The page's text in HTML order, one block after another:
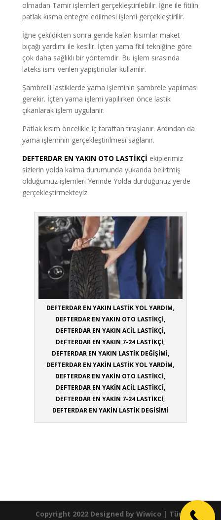
olmadan Tamir işlemleri gerçekleştirilebilir. İğne ile fitilin
patlak kısma entegre edilmesi işlemi gerçekleştirilir.
İğne çekildikten sonra geride kalan kısımlar maket
bıçağı yardımı ile kesilir. İçten yama fitil tekniğine göre
çok daha sağlıklı bir yöntemdir. Bu işlem sırasında
lateks ismi verilen yapıştırıcılar kullanılır.
Şambrelli lastiklerde yama işleminin şambrele yapılması
gerekir. İçten yama işlemi yapılırken önce lastik
çıkarılarak işlem uygulanır.
Patlak kısım öncelikle iç taraftan tıraşlanır. Ardından da
yama işleminin gerçekleştirilmesi sağlanır.
DEFTERDAR EN YAKIN OTO LASTİKÇİ ekiplerimiz
sizlerin yolda kalma durumunda yukarıda belirtmiş
olduğumuz işlemleri Yerinde Yolda durduğunuz yerde
gerçekleştirmekteyiz.
DEFTERDAR EN YAKIN LASTİK YOL YARDIM,
DEFTERDAR EN YAKIN OTO LASTİKÇİ,
DEFTERDAR EN YAKIN ACİL LASTİKÇİ,
DEFTERDAR EN YAKIN 7-24 LASTİKÇİ,
DEFTERDAR EN YAKIN LASTİK DEĞİŞİMİ,
DEFTERDAR EN YAKİN LASTİK YOL YARDİM,
DEFTERDAR EN YAKİN OTO LASTİKCİ,
DEFTERDAR EN YAKİN ACİL LASTİKCİ,
DEFTERDAR EN YAKİN 7-24 LASTİKCİ,
DEFTERDAR EN YAKİN LASTİK DEGİSİMİ
Copyright 2022 Designed by Wiwico | Tüm